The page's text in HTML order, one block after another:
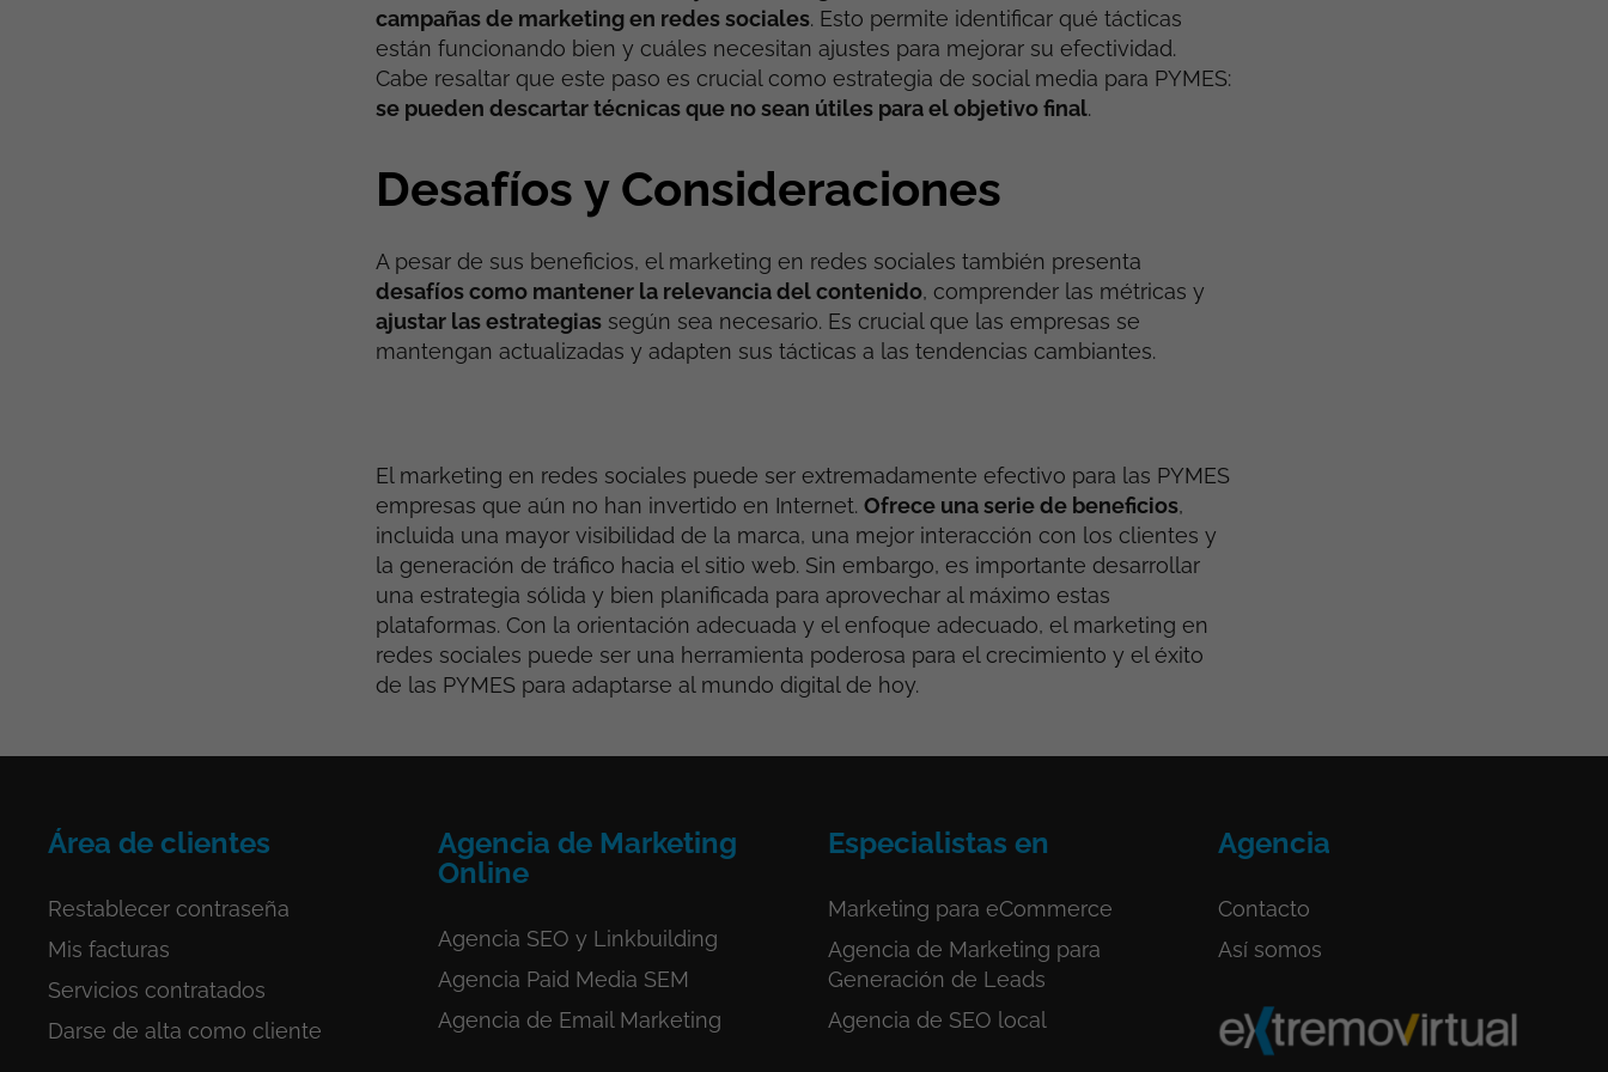
campañas de marketing en redes sociales. Esto permite identificar qué tácticas
están funcionando bien y cuáles necesitan ajustes para mejorar su efectividad.
Cabe resaltar que este paso es crucial como estrategia de social media para PYMES:
se pueden descartar técnicas que no sean útiles para el objetivo final.
Desafíos y Consideraciones
A pesar de sus beneficios, el marketing en redes sociales también presenta
desafíos como mantener la relevancia del contenido, comprender las métricas y
ajustar las estrategiassegún sea necesario. Es crucial que las empresas se
mantengan actualizadas y adapten sus tácticas a las tendencias cambiantes.
El marketing en redes sociales puede ser extremadamente efectivo para las PYMES
empresas que aún no han invertido en Internet. Ofrece una serie de beneficios,
incluida una mayor visibilidad de la marca, una mejor interacción con los clientes y
la generación de tráfico hacia el sitio web. Sin embargo, es importante desarrollar
una estrategia sólida y bien planificada para aprovechar al máximo estas
plataformas. Con la orientación adecuada y el enfoque adecuado, el marketing en
redes sociales puede ser una herramienta poderosa para el crecimiento y el éxito
de las PYMES para adaptarse al mundo digital de hoy.
Área de clientes
Restablecer contraseña
Mis facturas
Servicios contratados
Darse de alta como cliente
Agencia de Marketing
Online
Agencia SEO y Linkbuilding
Agencia Paid Media SEM
Agencia de Email Marketing
Especialistas en
Marketing para eCommerce
Agencia de Marketing para
Generación de Leads
Agencia de SEO local
Agencia
Contacto
Así somos